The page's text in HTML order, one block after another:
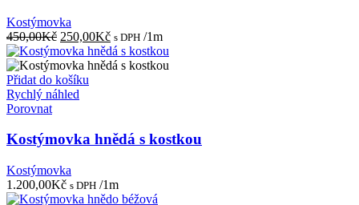
Kostýmovka
450,00Kč Původní
cena
byla:
450,00Kč.
250,00KčAktuální
cena
je:
s DPH /1m
Přidat do košíku
Rychlý náhled
Porovnat
Kostýmovka hnědá s kostkou
Kostýmovka
1.200,00Kč s DPH /1m